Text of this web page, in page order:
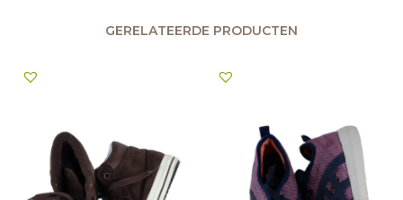
GERELATEERDE PRODUCTEN